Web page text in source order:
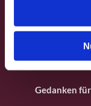
Für Kinder
Gebete
Gedanken